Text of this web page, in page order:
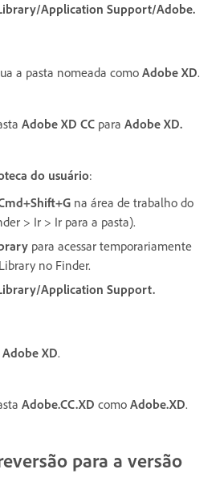
Application Support/Adobe.
a pasta nomeada como Adobe XD.
Adobe XD CC para Adobe XD.
do usuário:
na área de trabalho do
> Ir > Ir para a pasta).
para acessar temporariamente
no Finder.
Application Support.
Adobe XD.
Adobe.CC.XD como Adobe.XD.
para a versão